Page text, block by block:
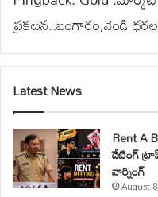
ప్రకటన..బంగారం,వెండి
Latest News
Rent A
డేటింగ్
వార్నింగ్
August